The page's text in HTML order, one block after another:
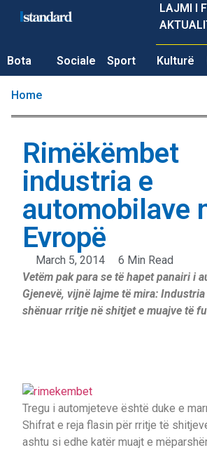
LAJMI I
Bota Sociale Sport Kulturë
Home
Rimëkëmbet
industria e
automobilave
Evropë
March 5, 2014
6 Min Read
Vetëm pak para se të hapet panairi i
Gjenevë, vijnë lajme të mira:
shënuar rritje në shitjet e muajve të
Tregu i automjeteve është duke e
Shifrat e reja flasin për rritje të
ashtu si edhe katër muajt e